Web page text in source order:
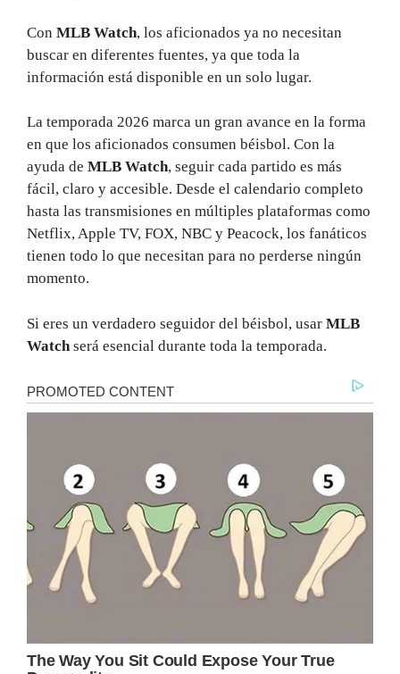
Con MLB Watch, los aficionados ya no necesitan
buscar en diferentes fuentes, ya que toda la
información está disponible en un solo lugar.
La temporada 2026 marca un gran avance en la forma
en que los aficionados consumen béisbol. Con la
ayuda de MLB Watch, seguir cada partido es más
fácil, claro y accesible. Desde el calendario completo
hasta las transmisiones en múltiples plataformas como
Netflix, Apple TV, FOX, NBC y Peacock, los fanáticos
tienen todo lo que necesitan para no perderse ningún
momento.
Si eres un verdadero seguidor del béisbol, usar MLB
Watch será esencial durante toda la temporada.